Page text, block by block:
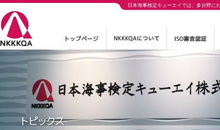
日本海事検定キューエイでは、多分野に